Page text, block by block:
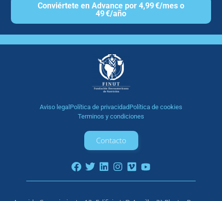
Conviértete en Advance por 4,99 €/mes o
49 €/año
Aviso legal Política de privacidadPolítica de cookies
Terminos y condiciones
Contacto